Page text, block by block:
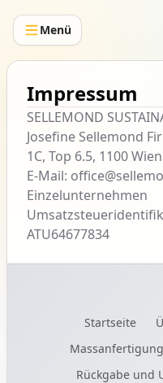
Menü
Impressum
SELLEMOND
Josefine Sellemond
1C, Top 6.5, 1100
E-Mail:
Einzelunternehmen
ATU64677834
Startseite
Massanfertigung
Rückgabe und